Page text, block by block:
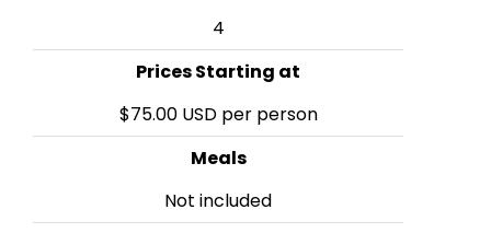
4
Prices Starting at
$75.00 USD per person
Meals
Not included